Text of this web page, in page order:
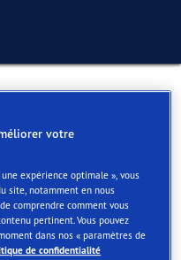
en magasin
votre
expérience optimale », vous
site, notamment en nous
comprendre comment vous
pertinent. Vous pouvez
dans nos « paramètres de
de confidentialité